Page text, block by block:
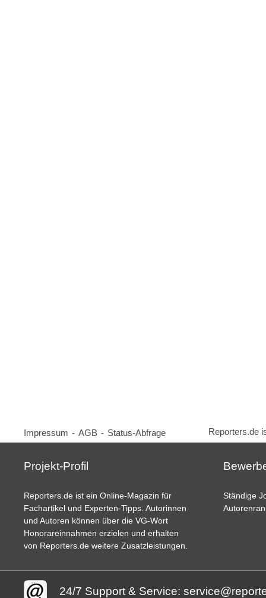
Impressum - AGB - Status-Abfrage Reporters.de
Projekt-Profil
Reporters.de ist ein Online-Magazin für
Fachartikel und Experten-Tipps. Autorinnen
und Autoren können über die VG-Wort
Honorareinnahmen erzielen und erhalten
von Reporters.de weitere Zusatzleistungen.
Ständige
24/7 Support & Service: